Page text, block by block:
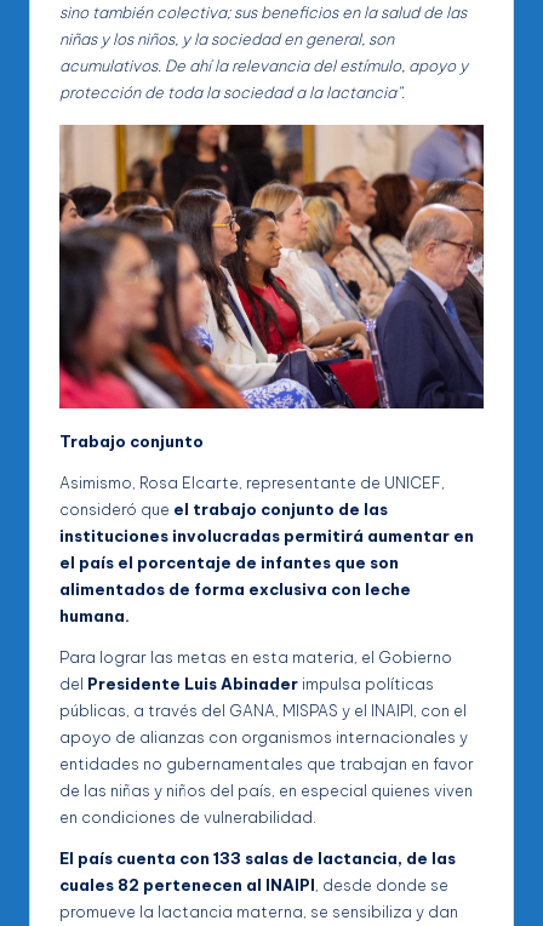
sino también colectiva; sus beneficios en la salud de las
niñas y los niños, y la sociedad en general, son
acumulativos. De ahí la relevancia del estímulo, apoyo y
protección de toda la sociedad a la lactancia”.
Trabajo conjunto
Asimismo, Rosa Elcarte, representante de UNICEF,
consideró que el trabajo conjunto de las
instituciones involucradas permitirá aumentar en
el país el porcentaje de infantes que son
alimentados de forma exclusiva con leche
humana.
Para lograr las metas en esta materia, el Gobierno
del Presidente Luis Abinader impulsa políticas
públicas, a través del GANA, MISPAS y el INAIPI, con el
apoyo de alianzas con organismos internacionales y
entidades no gubernamentales que trabajan en favor
de las niñas y niños del país, en especial quienes viven
en condiciones de vulnerabilidad.
El país cuenta con 133 salas de lactancia, de las
cuales 82 pertenecen al INAIPI , desde donde se
promueve la lactancia materna, se sensibiliza y dan